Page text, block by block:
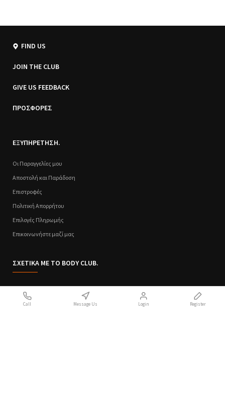
FIND US
JOIN THE CLUB
GIVE US FEEDBACK
ΠΡΟΣΦΟΡΕΣ
ΕΞΥΠΗΡΕΤΗΣΗ.
Οι Παραγγελίες μου
Αποστολή και Παράδοση
Επιστροφές
Πολιτική Απορρήτου
Επιλογές Πληρωμής
Επικοινωνήστε μαζί μας
ΣΧΕΤΙΚΑ ΜΕ ΤΟ BODY CLUB.
Call Message Us Login Register